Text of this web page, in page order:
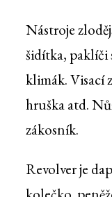
Nástroje
šidítka, paklíči
klimák. Visací
hruška atd.
zákosník.
Revolver je